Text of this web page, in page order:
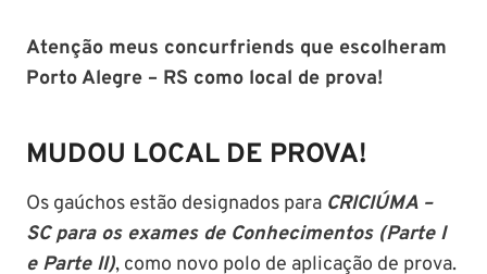
Atenção meus concurfriends que escolheram
Porto Alegre – RS como local de prova!
MUDOU LOCAL DE PROVA!
Os gaúchos estão designados para CRICIÚMA –
SC para os exames de Conhecimentos (Parte I
e Parte II), como novo polo de aplicação de prova.